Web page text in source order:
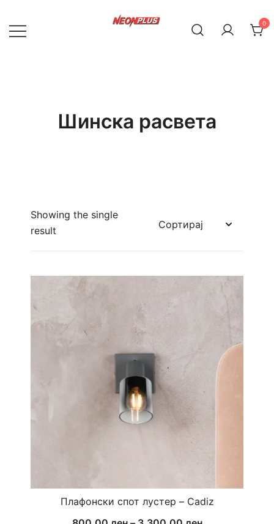
content
0
Шинска расвета
Showing the single
result
Плафонски спот лустер – Cadiz